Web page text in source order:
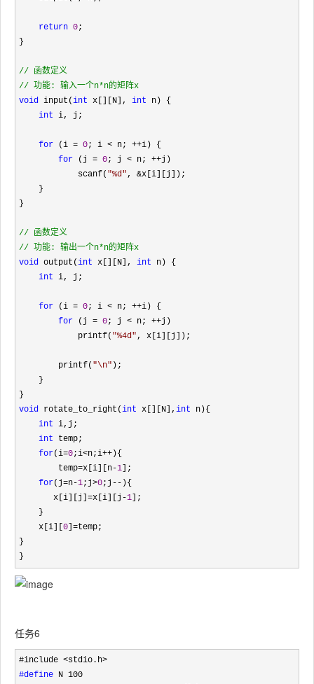
return 0;
}
//
// 功能: 输入一个n*n的矩阵x
void input(int x[][N], int n) {
int i, j;
for (i = 0; i < n; ++i) {
for (j = 0; j < n; ++j)
            scanf(
"%d", &x[i][j]);
}
//
// 功能: 输出一个n*n的矩阵x
void output(int x[][N], int n) {
int i, j;
for (i = 0; i < n; ++i) {
for (j = 0; j < n; ++j)
            printf(
"%4d", x[i][j]);
        printf(
"\n" );
void rotate_to_right(int x[][N], int n){
int i,j;
int temp;
for(i=0;i<n;i++ ){
        temp
=x[i][n-1 ];
for(j=n-1;j>0;j-- ){
       x[i][j]
=x[i][j-1 ];
    x[i][
0 ]=temp;
}
}
任务6
#define